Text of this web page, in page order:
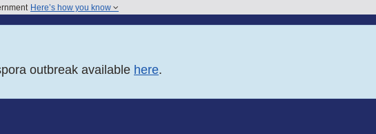
Here’s how you know
outbreak available here.